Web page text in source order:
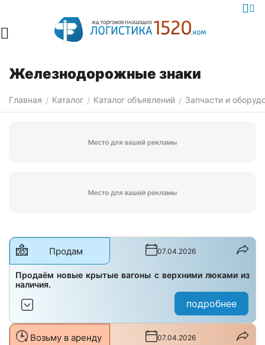
Железнодорожные знаки
Главная / Каталог / Каталог объявлений / Запчасти и
Продам 07.04.2026
Продаём новые крытые вагоны с верхними люками из
наличия.
подробнее
Возьму в аренду 07.04.2026